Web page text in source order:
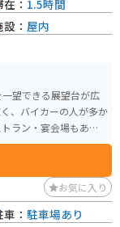
望できる展望台が広
、バイカーの人が多か
ラン・宴会場もある
： 1.5時間
： 屋内
お気に入り
： 駐車場あり